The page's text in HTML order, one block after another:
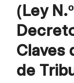
(Ley
Claves
de